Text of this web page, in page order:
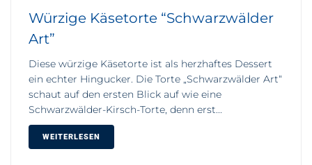
Würzige Käsetorte “Schwarzwälder
Art”
Diese würzige Käsetorte ist als herzhaftes Dessert
ein echter Hingucker. Die Torte „Schwarzwälder Art“
schaut auf den ersten Blick auf wie eine
Schwarzwälder-Kirsch-Torte, denn erst...
WEITERLESEN